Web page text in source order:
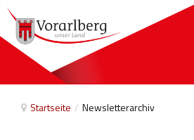
Startseite / Newsletterarchiv